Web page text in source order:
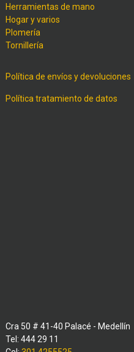
Herramientas de mano
Hogar y varios
Plomería
Tornillería
Política de envíos y devoluciones
Política tratamiento de datos
Cra 50 # 41-40 Palacé - Medellín
Tel: 444 29 11